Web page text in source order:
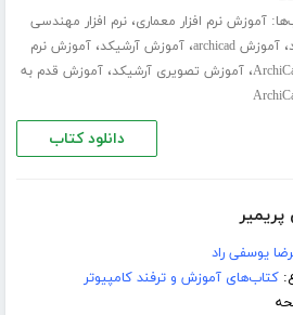
آموزش نرم افزار معماری،نرم افزار مهندسی
،آموزش archicad ،آموزش آرشیکد،آموزش نرم
،آموزش تصویری آرشیکد،آموزش قدم به
دانلود کتاب
یوسفی راد
کتاب‌های آموزش و ترفند کامپیوتر